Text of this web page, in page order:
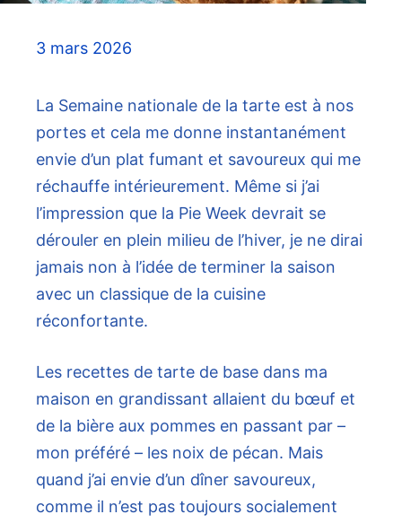
3 mars 2026
La Semaine nationale de la tarte est à nos
portes et cela me donne instantanément
envie d’un plat fumant et savoureux qui me
réchauffe intérieurement. Même si j’ai
l’impression que la Pie Week devrait se
dérouler en plein milieu de l’hiver, je ne dirai
jamais non à l’idée de terminer la saison
avec un classique de la cuisine
réconfortante.
Les recettes de tarte de base dans ma
maison en grandissant allaient du bœuf et
de la bière aux pommes en passant par –
mon préféré – les noix de pécan. Mais
quand j’ai envie d’un dîner savoureux,
comme il n’est pas toujours socialement